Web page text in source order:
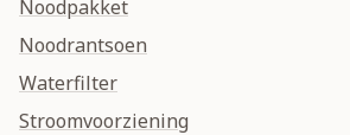
Noodpakket
Noodrantsoen
Waterfilter
Stroomvoorziening